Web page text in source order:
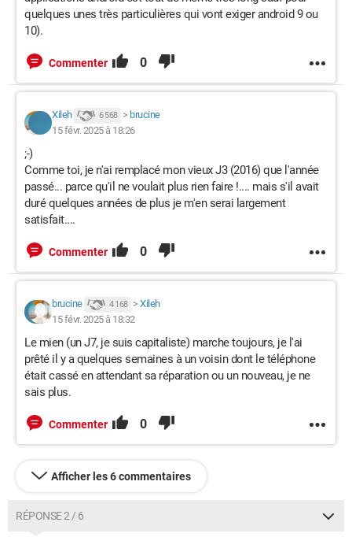
quelques unes très particulières qui vont exiger android 9 ou
10).
Commenter 0
Xileh 6 568 > brucine
15 févr. 2025 à 18:26
;-)
Comme toi, je n'ai remplacé mon vieux J3 (2016) que l'année
passé... parce qu'il ne voulait plus rien faire !.... mais s'il avait
duré quelques années de plus je m'en serai largement
satisfait....
Commenter 0
brucine 4 168 > Xileh
15 févr. 2025 à 18:32
Le mien (un J7, je suis capitaliste) marche toujours, je l'ai
prêté il y a quelques semaines à un voisin dont le téléphone
était cassé en attendant sa réparation ou un nouveau, je ne
sais plus.
Commenter 0
Afficher les 6 commentaires
RÉPONSE 2 / 6